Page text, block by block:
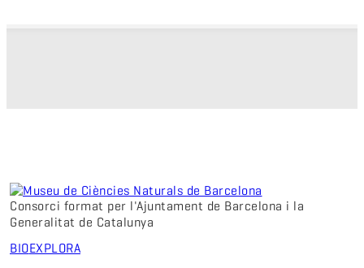
Consorci format per l'Ajuntament de Barcelona i la
Generalitat de Catalunya
BIOEXPLORA